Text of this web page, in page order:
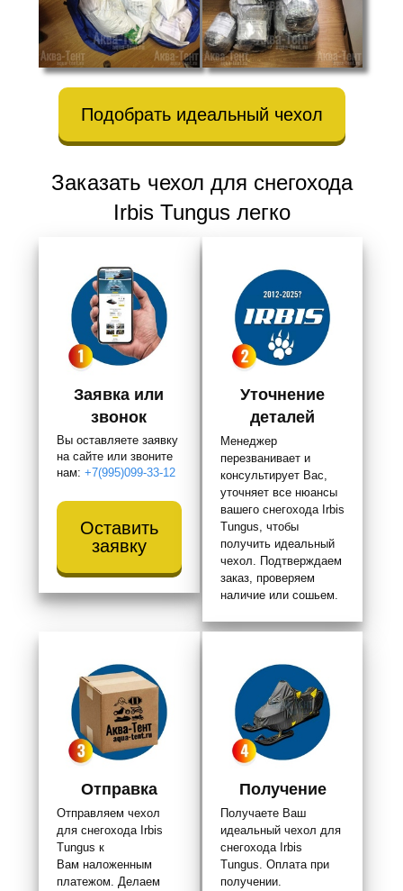
Подобрать идеальный чехол
Заказать чехол для снегохода
Irbis Tungus легко
Заявка или
звонок
Вы оставляете заявку
на сайте или звоните
нам:+7(995)099-33-12
Оставить
заявку
Уточнение
деталей
Менеджер
перезванивает и
консультирует Вас,
уточняет все нюансы
вашего снегохода Irbis
Tungus, чтобы
получить идеальный
чехол. Подтверждаем
заказ, проверяем
наличие или сошьем.
Отправка
Отправляем чехол
для снегохода Irbis
Tungus к
Вам наложенным
платежом. Делаем
Получение
Получаете Ваш
идеальный чехол для
снегохода Irbis
Tungus. Оплата при
получении.